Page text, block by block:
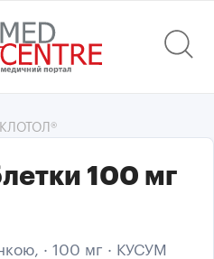
100 мг
· 100 мг · КУСУМ